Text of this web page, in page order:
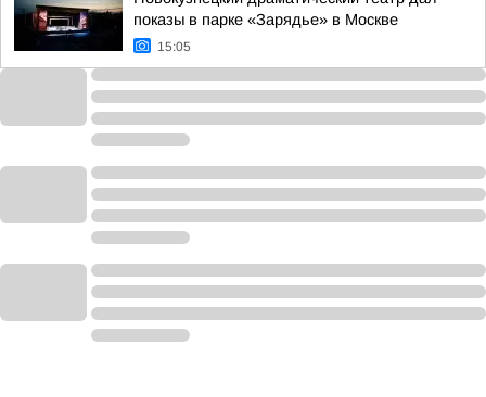
показы в парке «Зарядье» в Москве
15:05